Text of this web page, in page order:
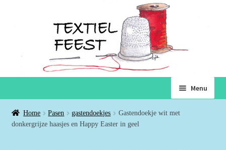
naar
navigatie
de
inhoud
Menu
HomeHome Pasen gastendoekjes
Gastendoekje wit met
donkergrijze haasjes en Happy Easter in geel